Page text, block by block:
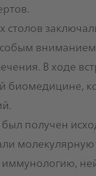
столов
В ходе
биомедицине,
был получен
иммунологию,